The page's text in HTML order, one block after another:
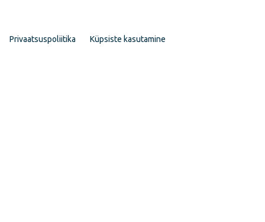
Privaatsuspoliitika Küpsiste kasutamine